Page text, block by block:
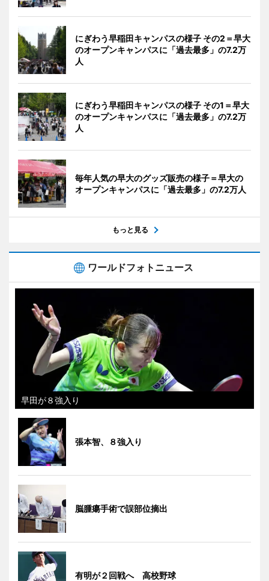
にぎわう早稲田キャンパスの様子 その2＝早大
のオープンキャンパスに「過去最多」の7.2万
人
にぎわう早稲田キャンパスの様子 その1＝早大
のオープンキャンパスに「過去最多」の7.2万
人
毎年人気の早大のグッズ販売の様子＝早大の
オープンキャンパスに「過去最多」の7.2万人
もっと見る
ワールドフォトニュース
早田が８強入り
張本智、８強入り
脳腫瘍手術で誤部位摘出
有明が２回戦へ 高校野球